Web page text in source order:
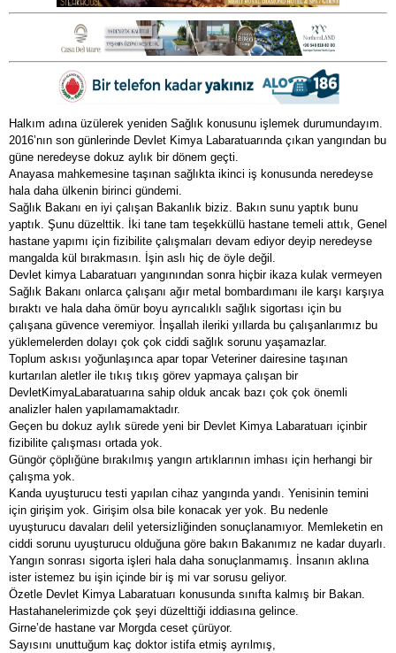
Halkım adına üzülerek yeniden Sağlık konusunu işlemek durumundayım.
2016’nın son günlerinde Devlet Kimya Labaratuarında çıkan yangından bu
güne neredeyse dokuz aylık bir dönem geçti.
Anayasa mahkemesine taşınan sağlıkta ikinci iş konusunda neredeyse
hala daha ülkenin birinci gündemi.
Sağlık Bakanı en iyi çalışan Bakanlık biziz. Bakın sunu yaptık bunu
yaptık. Şunu düzelttik. İki tane tam teşekküllü hastane temeli attık, Genel
hastane yapımı için fizibilite çalışmaları devam ediyor deyip neredeyse
mangalda kül bırakmasın. İşin aslı hiç de öyle değil.
Devlet kimya Labaratuarı yangınından sonra hiçbir ikaza kulak vermeyen
Sağlık Bakanı onlarca çalışanı ağır metal bombardımanı ile karşı karşıya
bıraktı ve hala daha ömür boyu ayrıcalıklı sağlık sigortası için bu
çalışana güvence veremiyor. İnşallah ileriki yıllarda bu çalışanlarımız bu
yüklemelerden dolayı çok çok ciddi sağlık sorunu yaşamazlar.
Toplum askısı yoğunlaşınca apar topar Veteriner dairesine taşınan
kurtarılan aletler ile tıkış tıkış görev yapmaya çalışan bir
DevletKimyaLabaratuarına sahip olduk ancak bazı çok çok önemli
analizler halen yapılamamaktadır.
Geçen bu dokuz aylık sürede yeni bir Devlet Kimya Labaratuarı içinbir
fizibilite çalışması ortada yok.
Güngör çöplığüne bırakılmış yangın artıklarının imhası için herhangi bir
çalışma yok.
Kanda uyuşturucu testi yapılan cihaz yangında yandı. Yenisinin temini
için girişim yok. Girişim olsa bile konacak yer yok. Bu nedenle
uyuşturucu davaları delil yetersizliğinden sonuçlanamıyor. Memleketin en
ciddi sorunu uyuşturucu olduğuna göre bakın Bakanımız ne kadar duyarlı.
Yangın sonrası sigorta işleri hala daha sonuçlanmamış. İnsanın aklına
ister istemez bu işin içinde bir iş mi var sorusu geliyor.
Özetle Devlet Kimya Labaratuarı konusunda sınıfta kalmış bir Bakan.
Hastahanelerimizde çok şeyi düzelttiği iddiasına gelince.
Girne’de hastane var Morgda ceset çürüyor.
Sayısını unuttuğum kaç doktor istifa etmiş ayrılmış,